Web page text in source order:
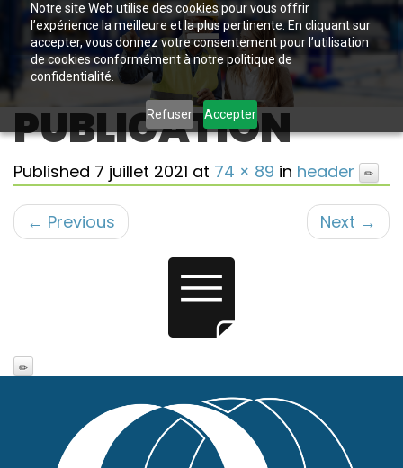
Notre site Web utilise des cookies pour vous offrir
l’expérience la meilleure et la plus pertinente. En cliquant sur
accepter, vous donnez votre consentement pour l’utilisation
de cookies conformément à notre politique de
confidentialité.
Refuser Accepter
PUBLICATION
Published 7 juillet 2021 at 74 × 89 in header
← Previous Next →